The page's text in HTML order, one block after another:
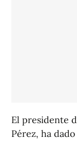
El presidente
Pérez, ha